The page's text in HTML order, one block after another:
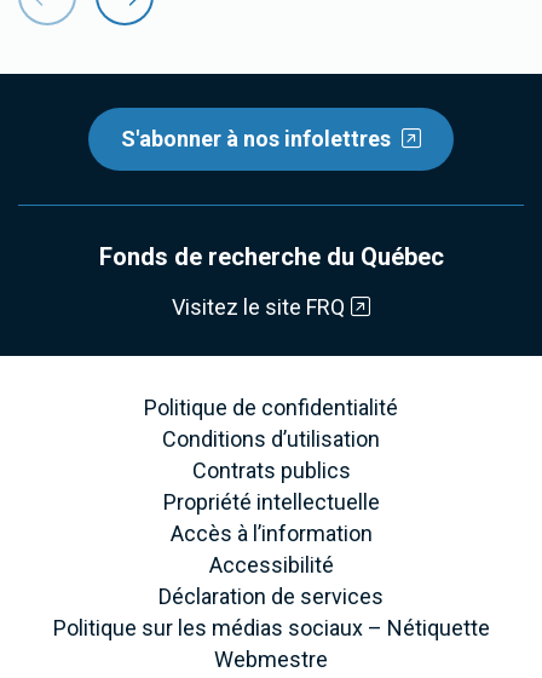
S'abonner à nos infolettres
Fonds de recherche du Québec
Visitez le site FRQ
Politique de confidentialité
Conditions d’utilisation
Contrats publics
Propriété intellectuelle
Accès à l’information
Accessibilité
Déclaration de services
Politique sur les médias sociaux – Nétiquette
Webmestre